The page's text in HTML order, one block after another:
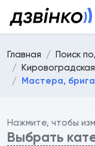
Главная
Поиск
Мастера,
Нажмите, чтобы
Выбрать